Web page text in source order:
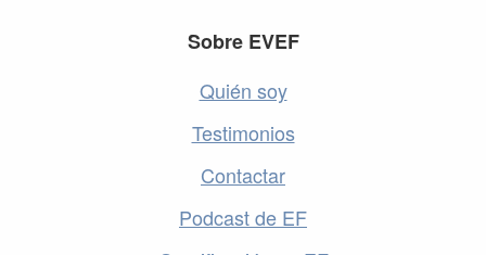
Sobre EVEF
Quién soy
Testimonios
Contactar
Podcast de EF